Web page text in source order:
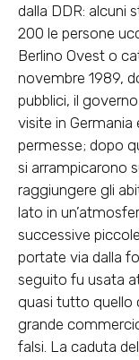
dalla DDR: alcuni
200 le persone
Berlino Ovest o
novembre 1989,
pubblici, il
visite in
permesse; dopo
si arrampicarono
raggiungere gli
lato in
successive
portate via dalla
seguito fu usata
quasi tutto quello
grande
falsi. La caduta